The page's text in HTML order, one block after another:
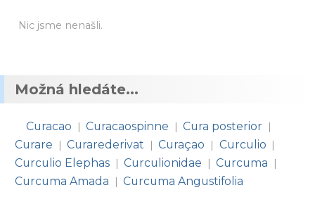
Nic jsme nenašli.
Možná hledáte...
Curacao | Curacaospinne | Cura posterior |
Curare | Curarederivat | Curaçao | Curculio |
Curculio Elephas | Curculionidae | Curcuma |
Curcuma Amada | Curcuma Angustifolia